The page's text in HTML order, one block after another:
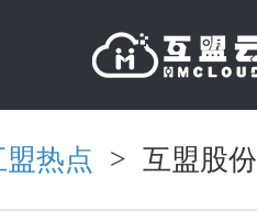
盟热点 > 互盟股